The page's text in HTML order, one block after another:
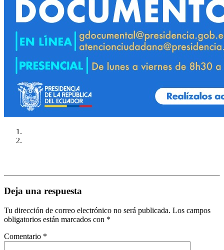
Deja una respuesta
Tu dirección de correo electrónico no será publicada. Los campos
obligatorios están marcados con *
Comentario *